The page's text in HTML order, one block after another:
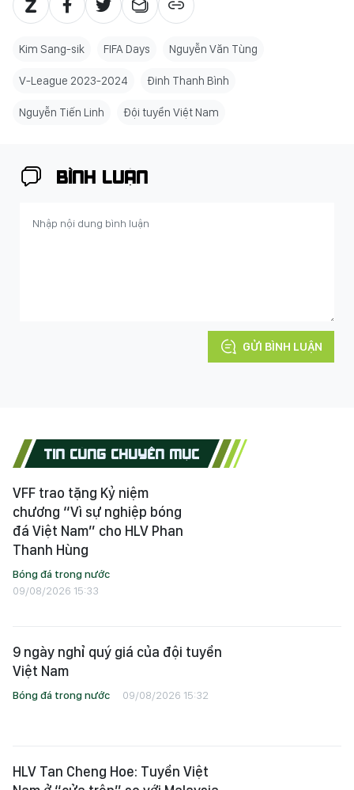
Kim Sang-sik FIFA Days Nguyễn Văn Tùng
V-League 2023-2024 Đinh Thanh Bình
Nguyễn Tiến Linh Đội tuyển Việt Nam
BÌNH LUẬN
GỬI BÌNH LUẬN
TIN CÙNG CHUYÊN MỤC
VFF trao tặng Kỷ niệm
chương “Vì sự nghiệp bóng
đá Việt Nam” cho HLV Phan
Thanh Hùng
Bóng đá trong nước
09/08/2026 15:33
9 ngày nghỉ quý giá của đội tuyển
Việt Nam
Bóng đá trong nước 09/08/2026 15:32
HLV Tan Cheng Hoe: Tuyển Việt